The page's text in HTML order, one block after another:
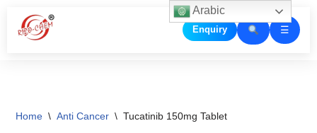
Skip
Enquiry ☰
Home \ Anti Cancer \ Tucatinib 150mg Tablet
Arabic